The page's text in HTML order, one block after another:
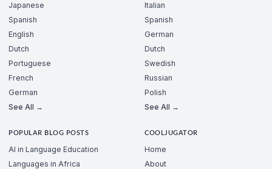
Japanese
Spanish
English
Dutch
Portuguese
French
German
See All →
Italian
Spanish
German
Dutch
Swedish
Russian
Polish
See All →
POPULAR BLOG POSTS
AI in Language Education
Languages in Africa
COOLJUGATOR
Home
About